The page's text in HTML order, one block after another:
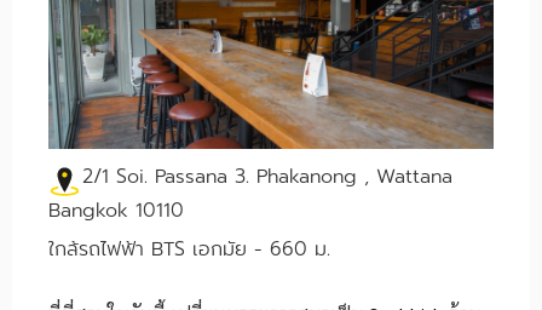
2/1 Soi. Passana 3. Phakanong , Wattana
Bangkok 10110
ใกล้รถไฟฟ้า BTS เอกมัย - 660 ม.